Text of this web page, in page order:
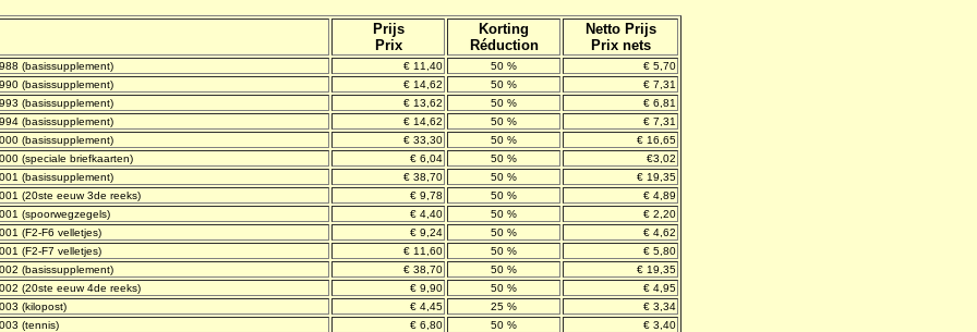
Prijs
Prix
Korting
Réduction
Netto Prijs
Prix nets
(basissupplement) € 11,40 50 %
€ 5,70
(basissupplement) € 14,62 50 %
€ 7,31
(basissupplement) € 13,62 50 %
€ 6,81
(basissupplement) € 14,62 50 %
€ 7,31
(basissupplement) € 33,30 50 %
€ 16,65
(speciale briefkaarten)
€ 6,04 50 %
€3,02
(basissupplement) € 38,70 50 %
€ 19,35
(20ste eeuw 3de reeks)
€ 9,78 50 %
€ 4,89
(spoorwegzegels)
€ 4,40 50 %
€ 2,20
(F2-F6 velletjes)
€ 9,24 50 %
€ 4,62
(F2-F7 velletjes)
€ 11,60 50 %
€ 5,80
(basissupplement) € 38,70 50 %
€ 19,35
(20ste eeuw 4de reeks)
€ 9,90 50 %
€ 4,95
(kilopost) € 4,45 25 %
€ 3,34
(tennis) € 6,80 50 %
€ 3,40